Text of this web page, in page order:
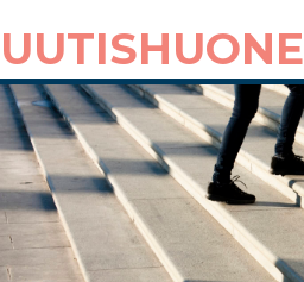
UUTISHUONE